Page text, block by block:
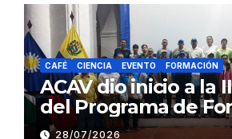
CAFÉ CIENCIA EVENTO FORMACIÓN
ACAV dio inicio a la
del Programa de
en Producción y
28/07/2026